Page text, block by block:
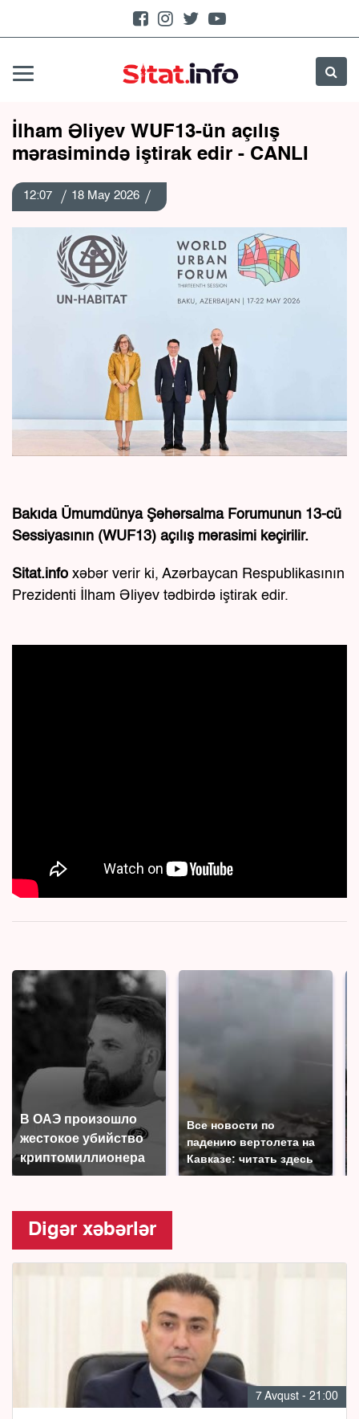
İlham Əliyev WUF13-ün açılış
mərasimində iştirak edir - CANLI
12:07 18 May 2026
Bakıda Ümumdünya Şəhərsalma Forumunun 13-cü
Sessiyasının (WUF13) açılış mərasimi keçirilir.
Sitat.info xəbər verir ki, Azərbaycan Respublikasının
Prezidenti İlham Əliyev tədbirdə iştirak edir.
В ОАЭ произошло
жестокое убийство
криптомиллионера
Все новости по
падению вертолета на
Кавказе: читать здесь
Digər xəbərlər
7 Avqust - 21:00